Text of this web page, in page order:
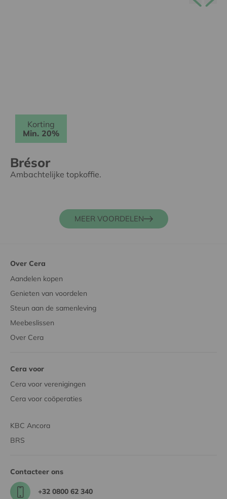
Korting
Min. 20%
Brésor
Ambachtelijke topkoffie.
MEER VOORDELEN
Over Cera
Aandelen kopen
Genieten van voordelen
Steun aan de samenleving
Meebeslissen
Over Cera
Cera voor
Cera voor verenigingen
Cera voor coöperaties
KBC Ancora
BRS
Contacteer ons
+32 0800 62 340